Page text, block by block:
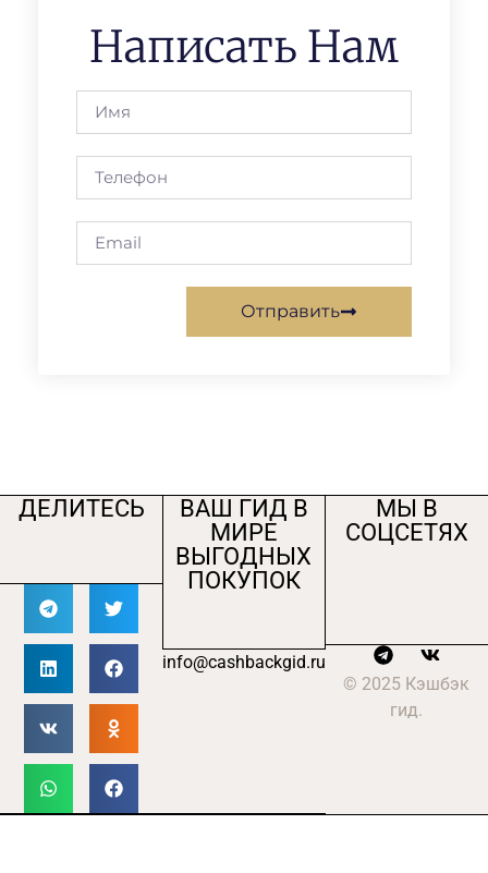
Написать Нам
Отправить
ДЕЛИТЕСЬ
ВАШ ГИД В
МИРЕ
ВЫГОДНЫХ
ПОКУПОК
info@cashbackgid.ru
МЫ В
СОЦСЕТЯХ
© 2025 Кэшбэк
гид.